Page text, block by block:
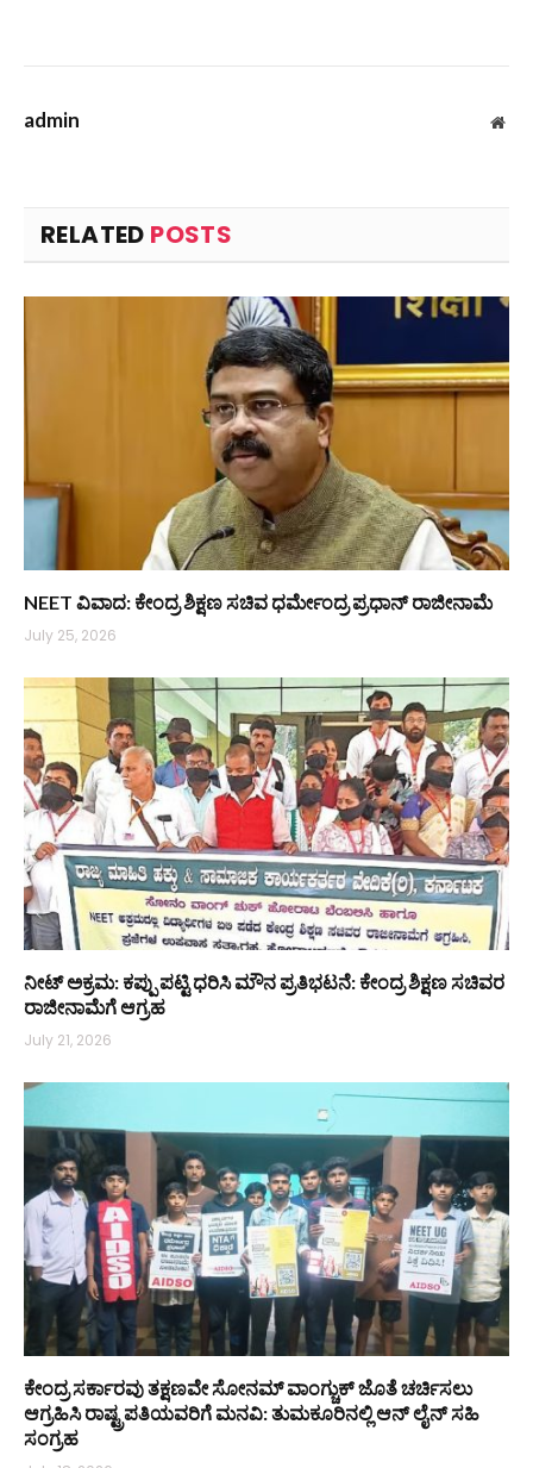
admin
RELATED POSTS
NEET ವಿವಾದ: ಕೇಂದ್ರ ಶಿಕ್ಷಣ ಸಚಿವ ಧರ್ಮೇಂದ್ರ ಪ್ರಧಾನ್ ರಾಜೀನಾಮೆ
July 25, 2026
ನೀಟ್ ಅಕ್ರಮ: ಕಪ್ಪು ಪಟ್ಟಿ ಧರಿಸಿ ಮೌನ ಪ್ರತಿಭಟನೆ: ಕೇಂದ್ರ ಶಿಕ್ಷಣ ಸಚಿವರ
ರಾಜೀನಾಮೆಗೆ ಆಗ್ರಹ
July 21, 2026
ಕೇಂದ್ರ ಸರ್ಕಾರವು ತಕ್ಷಣವೇ ಸೋನಮ್ ವಾಂಗ್ಚುಕ್ ಜೊತೆ ಚರ್ಚಿಸಲು
ಆಗ್ರಹಿಸಿ ರಾಷ್ಟ್ರಪತಿಯವರಿಗೆ ಮನವಿ: ತುಮಕೂರಿನಲ್ಲಿ ಆನ್‌ ಲೈನ್ ಸಹಿ
ಸಂಗ್ರಹ